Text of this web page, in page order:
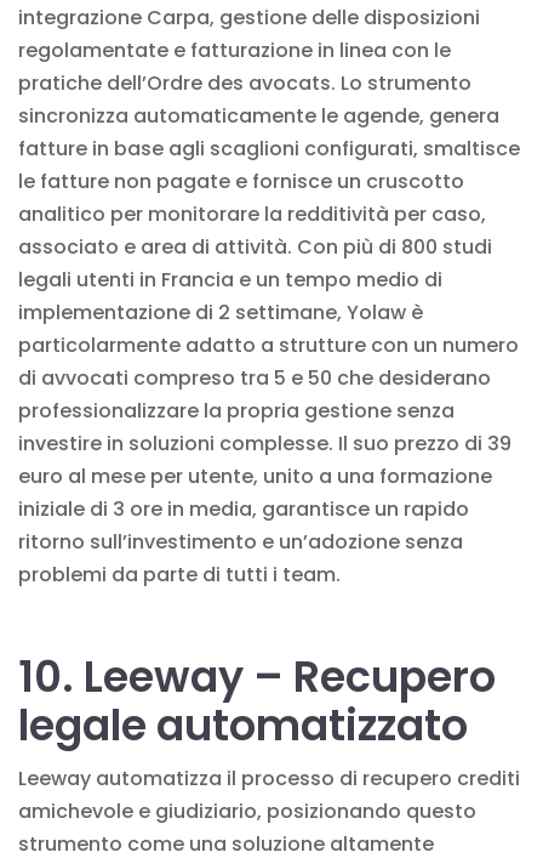
integrazione Carpa, gestione delle disposizioni
regolamentate e fatturazione in linea con le
pratiche dell’Ordre des avocats. Lo strumento
sincronizza automaticamente le agende, genera
fatture in base agli scaglioni configurati, smaltisce
le fatture non pagate e fornisce un cruscotto
analitico per monitorare la redditività per caso,
associato e area di attività. Con più di 800 studi
legali utenti in Francia e un tempo medio di
implementazione di 2 settimane, Yolaw è
particolarmente adatto a strutture con un numero
di avvocati compreso tra 5 e 50 che desiderano
professionalizzare la propria gestione senza
investire in soluzioni complesse. Il suo prezzo di 39
euro al mese per utente, unito a una formazione
iniziale di 3 ore in media, garantisce un rapido
ritorno sull’investimento e un’adozione senza
problemi da parte di tutti i team.
10. Leeway – Recupero
legale automatizzato
Leeway automatizza il processo di recupero crediti
amichevole e giudiziario, posizionando questo
strumento come una soluzione altamente